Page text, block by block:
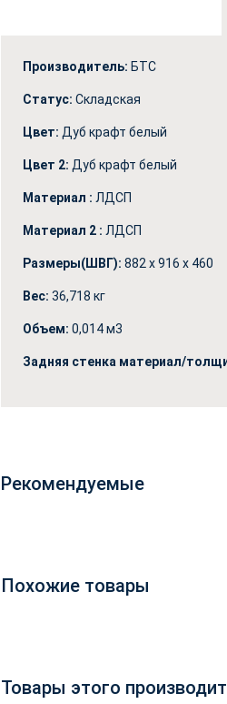
Производитель: БТС
Статус: Складская
Цвет: Дуб крафт белый
Цвет 2: Дуб крафт белый
Материал : ЛДСП
Материал 2 : ЛДСП
Размеры(ШВГ): 882 x 916 x 460
Вес: 36,718 кг
Объем: 0,014 м3
Задняя стенка материал/
Рекомендуемые
Похожие товары
Товары этого